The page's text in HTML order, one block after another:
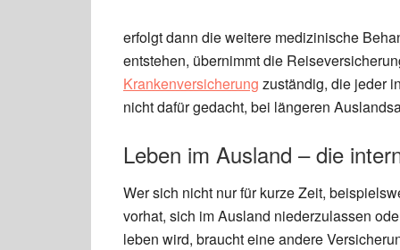
erfolgt dann die weitere medizinische
entstehen, übernimmt die
Krankenversicherung zuständig, die jeder
nicht dafür gedacht, bei längeren
Leben im Ausland – die
Wer sich nicht nur für kurze Zeit,
vorhat, sich im Ausland niederzulassen
leben wird, braucht eine andere